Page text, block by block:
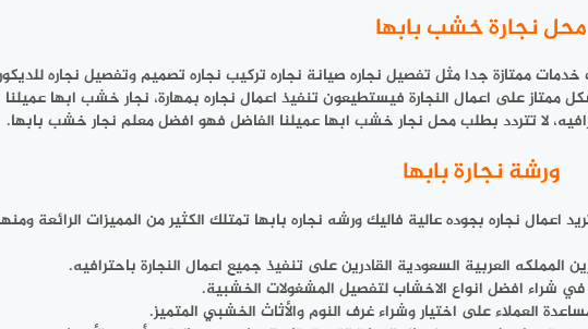
محل نجارة خشب بابها
ممتازة جدا مثل تفصيل نجاره صيانة نجاره تركيب نجاره تصميم وتفصيل نجاره
ممتاز على اعمال النجارة فيستطيعون تنفيذ اعمال نجاره بمهارة، نجار خشب ابها
لا تتردد بطلب محل نجار خشب ابها عميلنا الفاضل فهو افضل معلم نجار خشب بابها.
ورشة نجارة بابها
نجاره بجوده عالية فاليك ورشه نجاره بابها تمتلك الكثير من المميزات الرائعة
العربية السعودية القادرين على تنفيذ جميع اعمال النجارة باحترافيه.
في شراء افضل انواع الاخشاب لتفصيل المشغولات الخشبية.
العملاء على اختيار وشراء غرف النوم والأثاث الخشبي المتميز.